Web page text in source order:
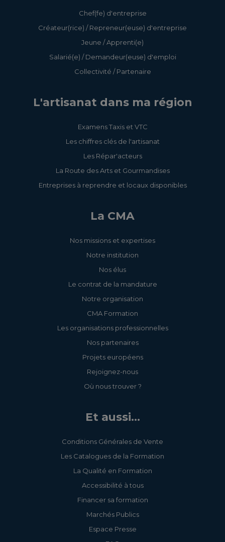
Chef(fe) d'entreprise
Créateur(rice) / Repreneur(euse) d'entreprise
Jeune / Apprenti(e)
Salarié(e) / Demandeur(euse) d'emploi
Collectivité / Partenaire
L'artisanat dans ma région
Examens Taxis et VTC
Les chiffres clés de l'artisanat
Les Répar'acteurs
La Route des Arts et Gourmandises
Entreprises à reprendre et locaux disponibles
La CMA
Nos missions et expertises
Notre institution
Nos élus
Le contrat de la mandature
Notre organisation
CMA Formation
Les organisations professionnelles
Nos partenaires
Projets européens
Rejoignez-nous
Où nous trouver ?
Et aussi...
Conditions Générales de Vente
Les Catalogues de la Formation
La Qualité en Formation
Accessibilité à tous
Financer sa formation
Marchés Publics
Espace Presse